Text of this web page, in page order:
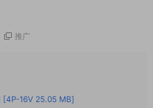
推广
[4P-16V 25.05 MB]